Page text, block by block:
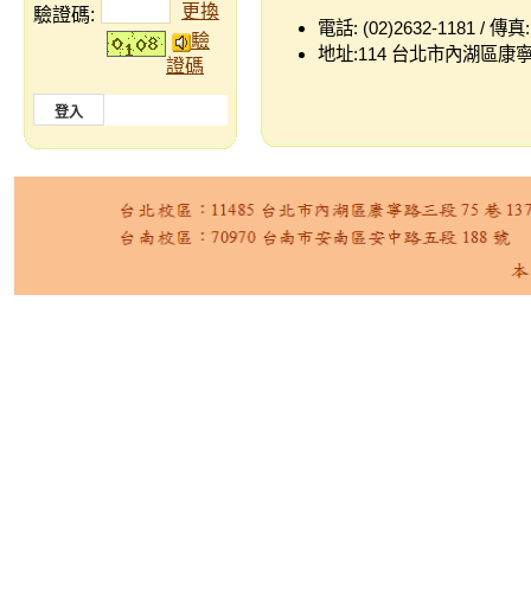
驗證碼:
更換
驗
證碼
電話: (02)2632-1181 / 傳真
地址:114 台北市內湖區康